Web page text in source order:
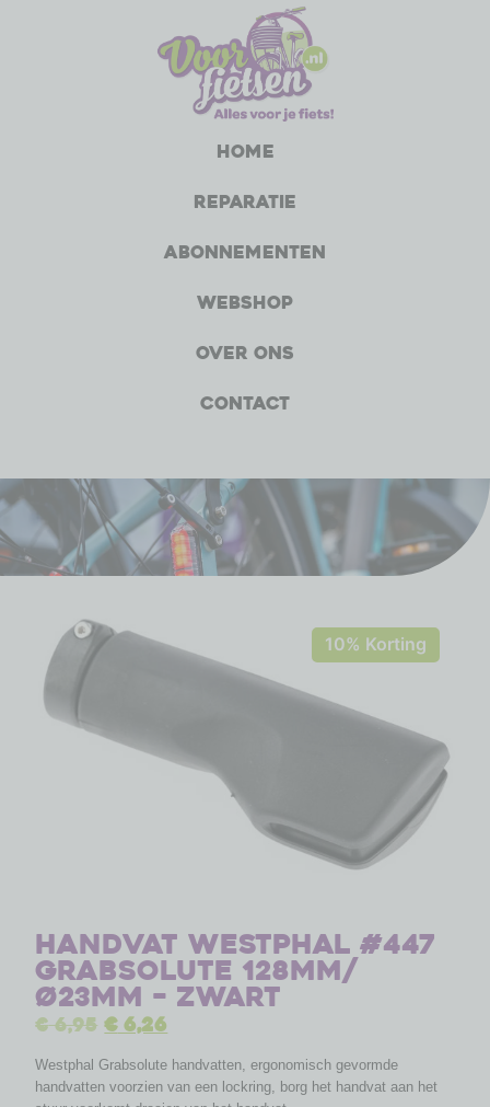
Home
Reparatie
Abonnementen
Webshop
Over ons
Contact
10% Korting
Handvat Westphal #447
Grabsolute 128mm/
ø23mm – zwart
€6,95 €6,26
Westphal Grabsolute handvatten, ergonomisch gevormde
handvatten voorzien van een lockring, borg het handvat aan het